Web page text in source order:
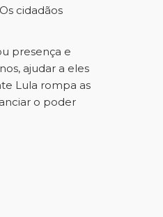
cidadãos
presença e
ajudar a eles
Lula rompa as
o poder